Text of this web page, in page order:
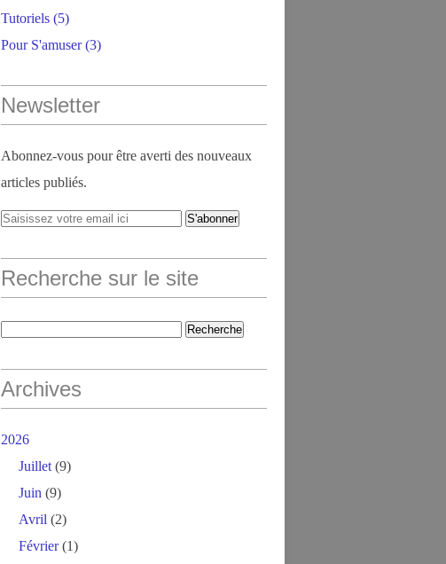
Tutoriels (5)
Pour S'amuser(3)
Newsletter
Abonnez-vous pour être averti des nouveaux
articles publiés.
Recherche sur le site
Archives
2026
Juillet (9)
Juin (9)
Avril (2)
Février(1)